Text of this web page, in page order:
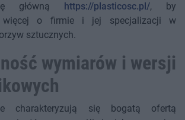
główną https://plasticosc.pl/, by
więcej o firmie i jej specjalizacji w
sztucznych.
wymiarów i wersji
charakteryzują się bogatą ofertą